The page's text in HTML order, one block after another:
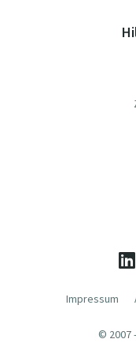
Impressum
© 2007